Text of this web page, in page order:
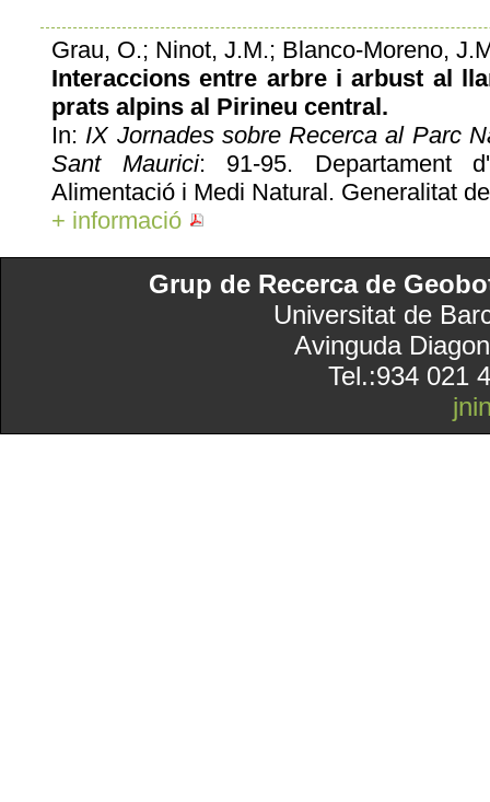
Grau, O.; Ninot, J.M.; Blanco-Moreno,
Interaccions entre arbre i arbust al
prats alpins al Pirineu central.
In: IX Jornades sobre Recerca al Parc
Sant Maurici: 91-95. Departament
Alimentació i Medi Natural. Generalitat
+ informació
Grup de Recerca de
Universitat de
Avinguda
Tel.:934 021